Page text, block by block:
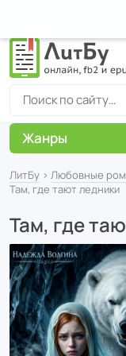
ЛитБу › Любовные
Там, где тают ледники
Там, где
Жанры